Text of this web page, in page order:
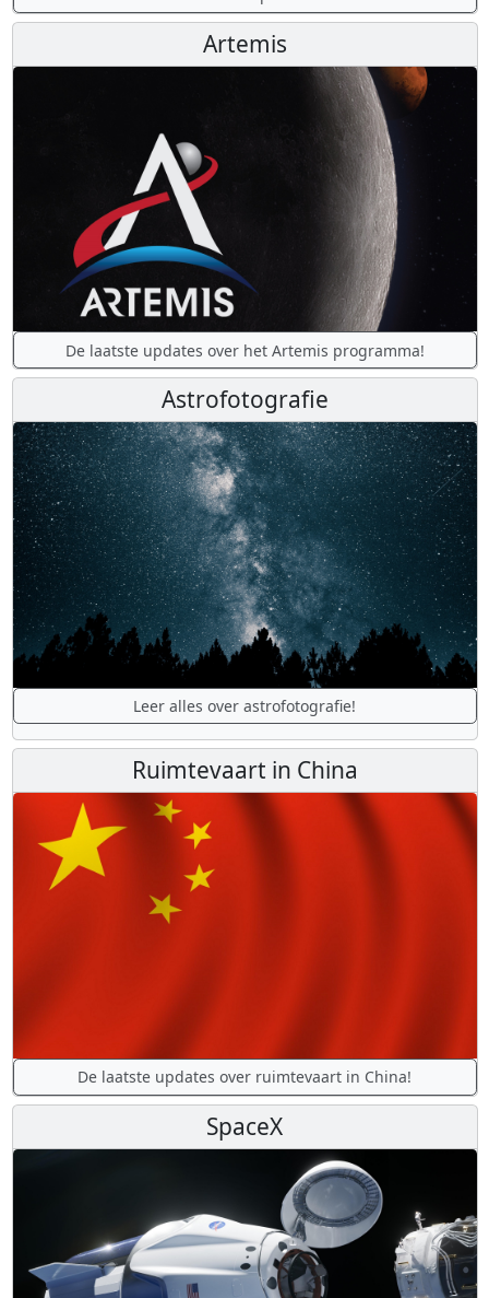
Artemis
De laatste updates over het Artemis programma!
Astrofotografie
Leer alles over astrofotografie!
Ruimtevaart in China
De laatste updates over ruimtevaart in China!
SpaceX